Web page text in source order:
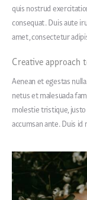
quis nostrud
consequat. Duis aute
amet, consectetur
Creative approach
Aenean et egestas
netus et malesuada
molestie tristique,
accumsan ante. Duis